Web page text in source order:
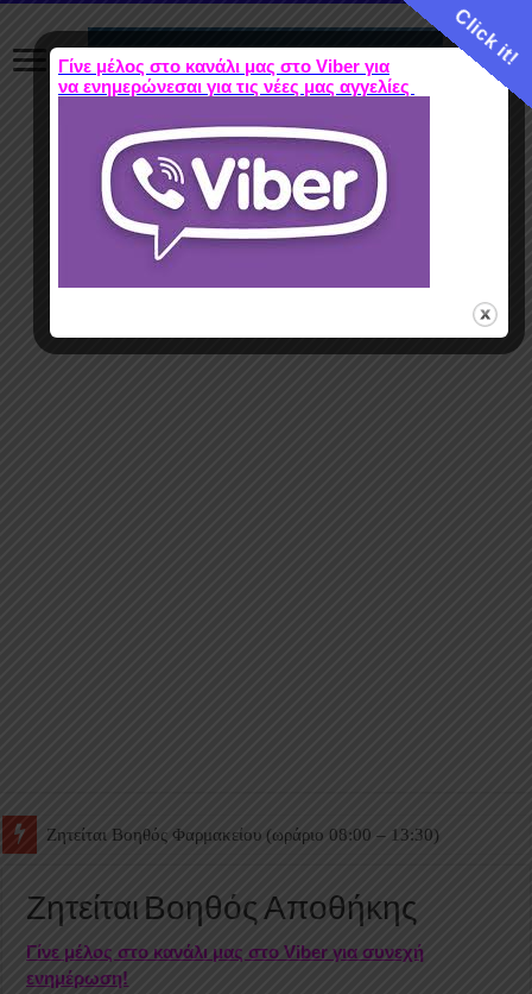
Ζητείται Βοηθός Θαλάμου
Ζητείται Βοηθός Αποθήκης
Γίνε μέλος στο κανάλι μας στο Viber για συνεχή
ενημέρωση!
Click it!
Γίνε μέλος στο κανάλι μας στο Viber για
να ενημερώνεσαι για τις νέες μας αγγελίες